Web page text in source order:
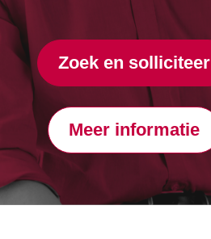
Zoek en solliciteer
Meer informatie